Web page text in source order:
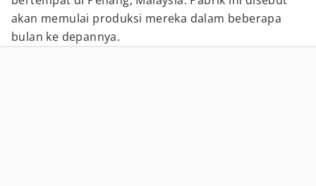
akan memulai produksi mereka dalam beberapa
bulan ke depannya.